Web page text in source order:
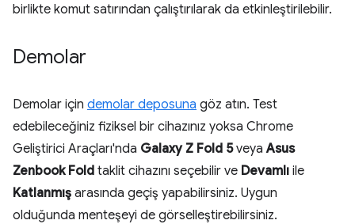
birlikte komut satırından çalıştırılarak da etkinleştirilebilir.
Demolar
Demolar için demolar deposuna göz atın. Test
edebileceğiniz fiziksel bir cihazınız yoksa Chrome
Geliştirici Araçları'nda Galaxy Z Fold 5veyaAsus
Zenbook Fold taklit cihazını seçebilir ve Devamlı ile
Katlanmış arasında geçiş yapabilirsiniz. Uygun
olduğunda menteşeyi de görselleştirebilirsiniz.